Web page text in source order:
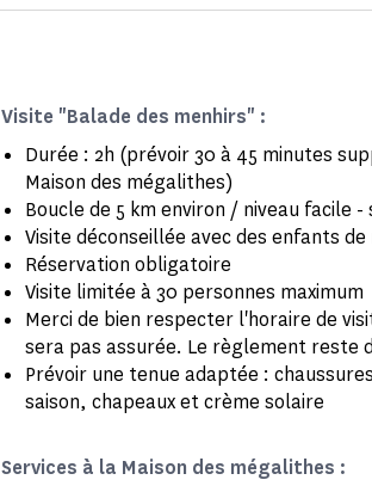
Visite "Balade des menhirs" :
Durée : 2h (prévoir 30 à 45 minutes
Maison des mégalithes)
Boucle de 5 km environ / niveau facile -
Visite déconseillée avec des enfants de
Réservation obligatoire
Visite limitée à 30 personnes maximum
Merci de bien respecter l'horaire de
sera pas assurée. Le règlement reste
Prévoir une tenue adaptée :
saison, chapeaux et crème solaire
Services à la Maison des mégalithes :